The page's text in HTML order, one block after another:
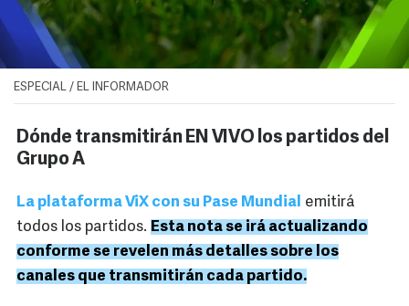
ESPECIAL / EL INFORMADOR
Dónde transmitirán EN VIVO los partidos del
Grupo A
La plataforma ViX con su Pase Mundial emitirá
todos los partidos. Esta nota se irá actualizando
conforme se revelen más detalles sobre los
canales que transmitirán cada partido.